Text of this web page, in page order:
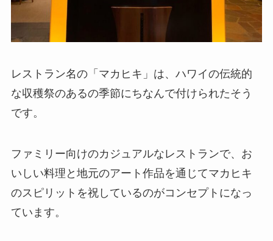
レストラン名の「マカヒキ」は、ハワイの伝統的
な収穫祭のあるの季節にちなんで付けられたそう
です。
ファミリー向けのカジュアルなレストランで、お
いしい料理と地元のアート作品を通じてマカヒキ
のスピリットを祝しているのがコンセプトになっ
ています。